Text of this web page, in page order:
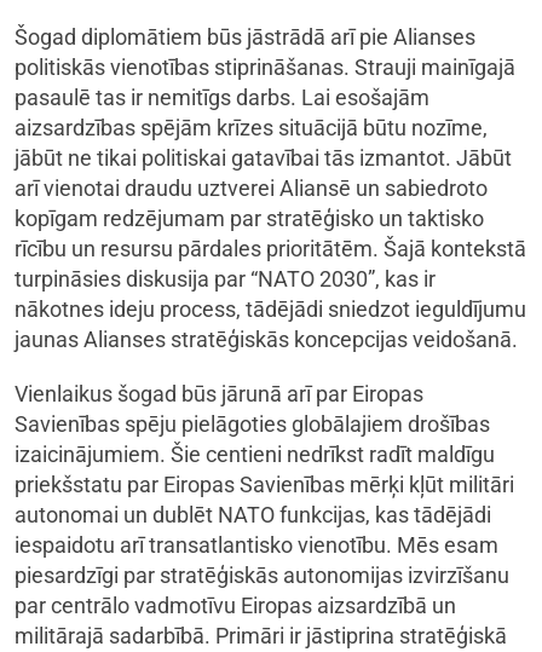
Šogad diplomātiem būs jāstrādā arī pie Alianses
politiskās vienotības stiprināšanas. Strauji mainīgajā
pasaulē tas ir nemitīgs darbs. Lai esošajām
aizsardzības spējām krīzes situācijā būtu nozīme,
jābūt ne tikai politiskai gatavībai tās izmantot. Jābūt
arī vienotai draudu uztverei Aliansē un sabiedroto
kopīgam redzējumam par stratēģisko un taktisko
rīcību un resursu pārdales prioritātēm. Šajā kontekstā
turpināsies diskusija par “NATO 2030”, kas ir
nākotnes ideju process, tādējādi sniedzot ieguldījumu
jaunas Alianses stratēģiskās koncepcijas veidošanā.
Vienlaikus šogad būs jārunā arī par Eiropas
Savienības spēju pielāgoties globālajiem drošības
izaicinājumiem. Šie centieni nedrīkst radīt maldīgu
priekšstatu par Eiropas Savienības mērķi kļūt militāri
autonomai un dublēt NATO funkcijas, kas tādējādi
iespaidotu arī transatlantisko vienotību. Mēs esam
piesardzīgi par stratēģiskās autonomijas izvirzīšanu
par centrālo vadmotīvu Eiropas aizsardzībā un
militārajā sadarbībā. Primāri ir jāstiprina stratēģiskā